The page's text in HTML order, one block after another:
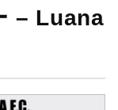
– Luana